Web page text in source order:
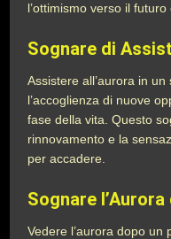
l’ottimismo verso il
Sognare di
Assistere all’aurora in
l’accoglienza di nuove
fase della vita. Questo
rinnovamento e la
per accadere.
Sognare
Vedere l’aurora dopo